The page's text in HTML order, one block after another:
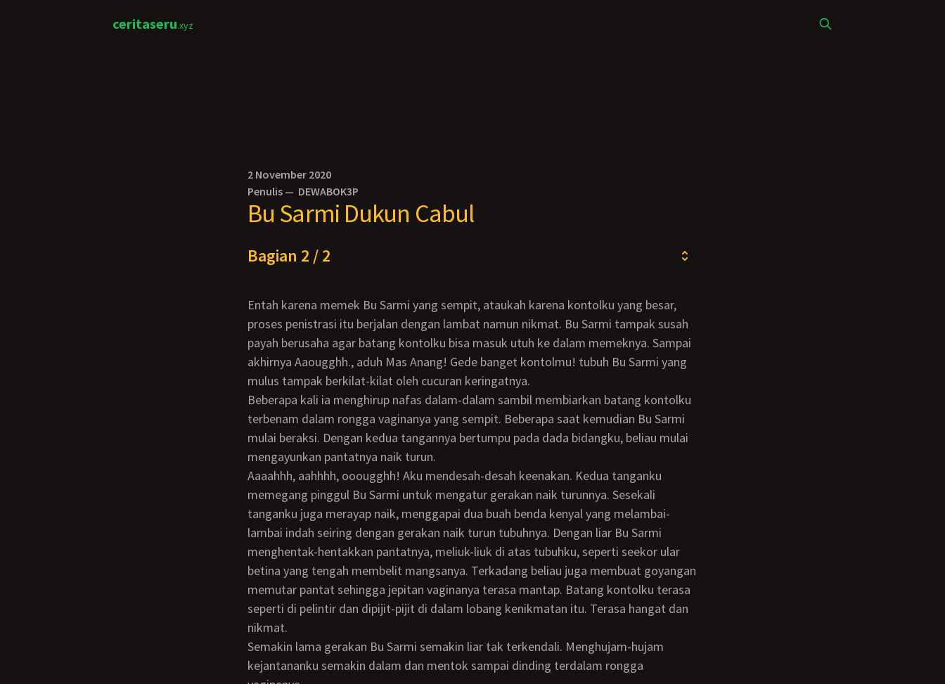
ceritaseru.xyz
2 November 2020
Penulis — DEWABOK3P
Bu Sarmi Dukun Cabul
Bagian 2 / 2
Entah karena memek Bu Sarmi yang sempit, ataukah karena kontolku yang besar,
proses penistrasi itu berjalan dengan lambat namun nikmat. Bu Sarmi tampak susah
payah berusaha agar batang kontolku bisa masuk utuh ke dalam memeknya. Sampai
akhirnya Aaougghh., aduh Mas Anang! Gede banget kontolmu! tubuh Bu Sarmi yang
mulus tampak berkilat-kilat oleh cucuran keringatnya.
Beberapa kali ia menghirup nafas dalam-dalam sambil membiarkan batang kontolku
terbenam dalam rongga vaginanya yang sempit. Beberapa saat kemudian Bu Sarmi
mulai beraksi. Dengan kedua tangannya bertumpu pada dada bidangku, beliau mulai
mengayunkan pantatnya naik turun.
Aaaahhh, aahhhh, ooougghh! Aku mendesah-desah keenakan. Kedua tanganku
memegang pinggul Bu Sarmi untuk mengatur gerakan naik turunnya. Sesekali
tanganku juga merayap naik, menggapai dua buah benda kenyal yang melambai-
lambai indah seiring dengan gerakan naik turun tubuhnya. Dengan liar Bu Sarmi
menghentak-hentakkan pantatnya, meliuk-liuk di atas tubuhku, seperti seekor ular
betina yang tengah membelit mangsanya. Terkadang beliau juga membuat goyangan
memutar pantat sehingga jepitan vaginanya terasa mantap. Batang kontolku terasa
seperti di pelintir dan dipijit-pijit di dalam lobang kenikmatan itu. Terasa hangat dan
nikmat.
Semakin lama gerakan Bu Sarmi semakin liar tak terkendali. Menghujam-hujam
kejantananku semakin dalam dan mentok sampai dinding terdalam rongga